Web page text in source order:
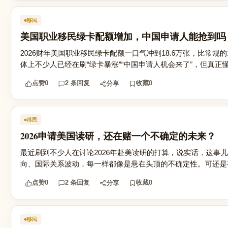
移民
美国职业移民绿卡配额增加，中国申请人能抢到吗
2026财年美国职业移民绿卡配额一口气冲到18.6万张，比常规
体上不少人已经在刷“绿卡暴涨”“中国申请人机会来了”，但真正
点赞0 2 条回复 分享 收藏0
移民
2026申请美国读研，还在赌一个不确定的未来？
最近刷到不少人在讨论2026年赴美读研的打算，说实话，这事
向、国际关系波动，每一样都像是悬在头顶的不确定性。可还
点赞0 2 条回复 分享 收藏0
移民